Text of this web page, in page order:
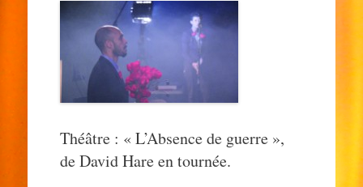
Théâtre : « L’Absence de guerre »,
de David Hare en tournée.